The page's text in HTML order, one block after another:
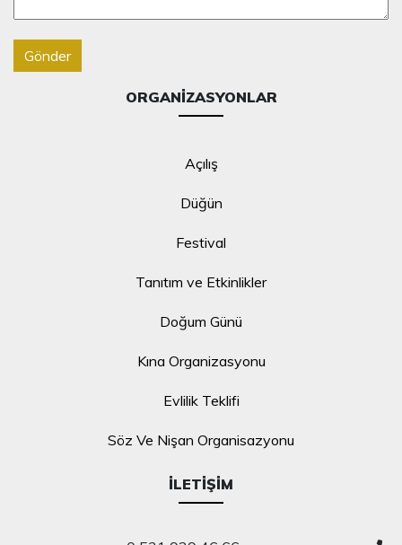
Gönder
ORGANIZASYONLAR
Açılış
Düğün
Festival
Tanıtım ve Etkinlikler
Doğum Günü
Kına Organizasyonu
Evlilik Teklifi
Söz Ve Nişan Organisazyonu
İLETIŞIM